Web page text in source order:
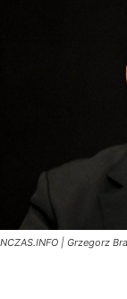
NCZAS.INFO | Grzegorz